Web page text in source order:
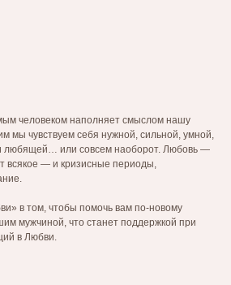
человеком наполняет смыслом нашу
мы чувствуем себя нужной, сильной, умной,
любящей… или совсем наоборот. Любовь —
всякое — и кризисные периоды,
в том, чтобы помочь вам по-новому
мужчиной, что станет поддержкой при
в Любви.